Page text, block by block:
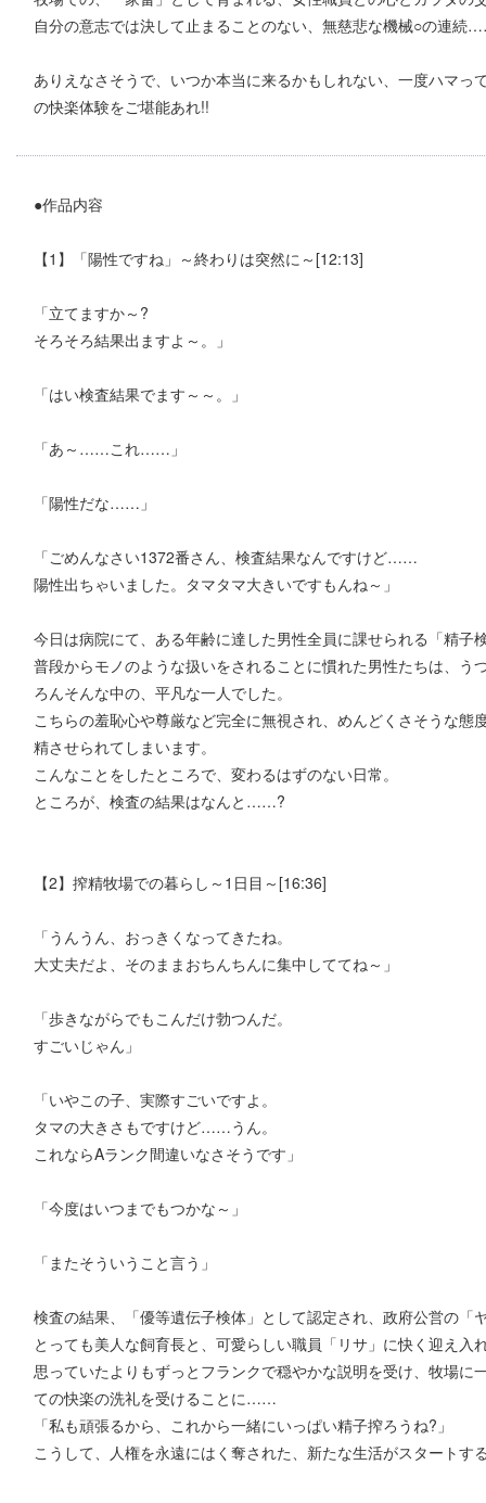
自分の意志では決して止まることのない、無慈悲な機械○の連続
ありえなさそうで、いつか本当に来るかもしれない、一度ハマっ
の快楽体験をご堪能あれ!!
●作品内容
【1】「陽性ですね」～終わりは突然に～[12:13]
「立てますか～?
そろそろ結果出ますよ～。」
「はい検査結果でます～～。」
「あ～……これ……」
「陽性だな……」
「ごめんなさい1372番さん、検査結果なんですけど……
陽性出ちゃいました。タマタマ大きいですもんね～」
今日は病院にて、ある年齢に達した男性全員に課せられる「精子
普段からモノのような扱いをされることに慣れた男性たちは、う
ろんそんな中の、平凡な一人でした。
こちらの羞恥心や尊厳など完全に無視され、めんどくさそうな
精させられてしまいます。
こんなことをしたところで、変わるはずのない日常。
ところが、検査の結果はなんと……?
【2】搾精牧場での暮らし～1日目～[16:36]
「うんうん、おっきくなってきたね。
大丈夫だよ、そのままおちんちんに集中しててね～」
「歩きながらでもこんだけ勃つんだ。
すごいじゃん」
「いやこの子、実際すごいですよ。
タマの大きさもですけど……うん。
これならAランク間違いなさそうです」
「今度はいつまでもつかな～」
「またそういうこと言う」
検査の結果、「優等遺伝子検体」として認定され、政府公営の「
とっても美人な飼育長と、可愛らしい職員「リサ」に快く迎え入
思っていたよりもずっとフランクで穏やかな説明を受け、牧場に
ての快楽の洗礼を受けることに……
「私も頑張るから、これから一緒にいっぱい精子搾ろうね?」
こうして、人権を永遠にはく奪された、新たな生活がスタートす